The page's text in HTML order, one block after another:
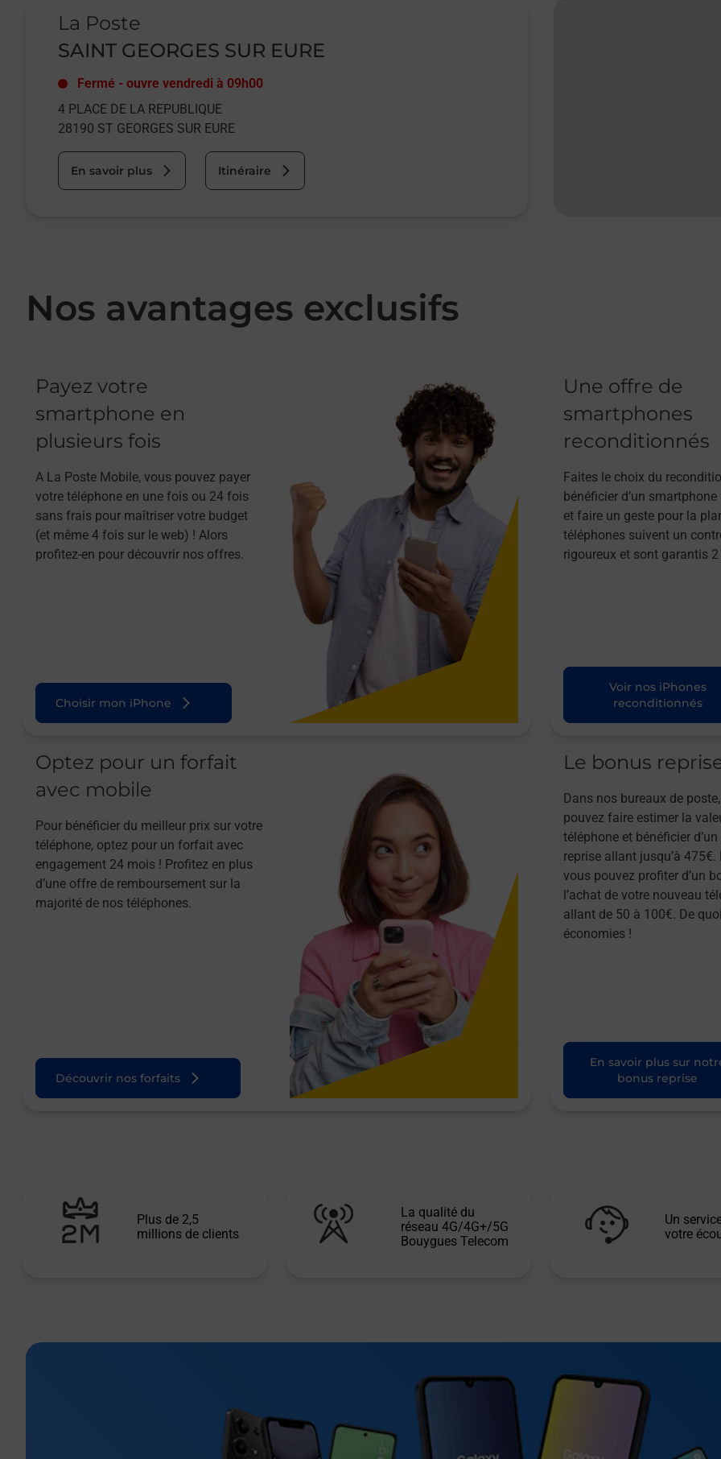
La Poste
SAINT GEORGES SUR EURE
Fermé - ouvre vendredi à 09h00
4 PLACE DE LA REPUBLIQUE
28190 ST GEORGES SUR EURE
En savoir plus Itinéraire
Nos avantages exclusifs
Payez votre
smartphone en
plusieurs fois
A La Poste Mobile, vous pouvez payer
votre téléphone en une fois ou 24 fois
sans frais pour maîtriser votre budget
(et même 4 fois sur le web) ! Alors
profitez-en pour découvrir nos offres.
Choisir mon iPhone
Une offre de
smartphones
reconditionnés
Faites le choix du
bénéficier d’un
et faire un geste pour la
téléphones suivent un
rigoureux et sont garantis 2
Voir nos iPhones
reconditionnés
Optez pour un forfait
avec mobile
Pour bénéficier du meilleur prix sur votre
téléphone, optez pour un forfait avec
engagement 24 mois ! Profitez en plus
d’une offre de remboursement sur la
majorité de nos téléphones.
Découvrir nos forfaits
Le bonus
Dans nos bureaux de
pouvez faire estimer la
téléphone et bénéficier
reprise allant jusqu’à 475€.
vous pouvez profiter d’un
l’achat de votre nouveau
allant de 50 à 100€. De
économies !
En savoir plus sur
bonus reprise
Plus de 2,5
millions de clients
La qualité du
réseau 4G/4G+/5G
Bouygues Telecom
Un
votre